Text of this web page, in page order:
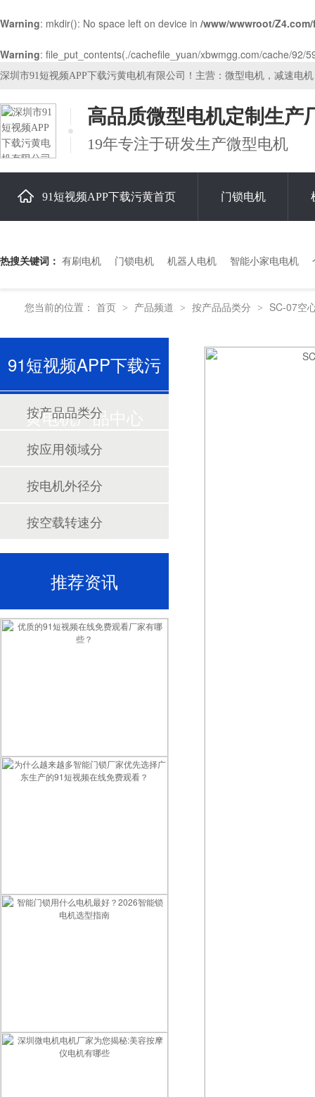
Warning: mkdir(): No space left on device in /www/wwwroot/
Warning: file_put_contents(./cachefile_yuan/xbwmgg.com/cache/
深圳市91短视频APP下载污黄电机有限公司！主营：微型电机，减速电
高品质微型电机定制生产
19年专注于研发生产微型电机
91短视频APP下载污黄首页 门锁电机
热搜关键词： 有刷电机 门锁电机 机器人电机 智能小家电电机
您当前的位置： 首页 > 产品频道 > 按产品品类分 > SC-07空
91短视频APP下载污
黄电机产品中心
按产品品类分
按应用领域分
按电机外径分
按空载转速分
推荐资讯
优质的91短视频在线免费观看厂家有哪些？
为什么越来越多智能门锁厂家优先选择广东生产的91短视频在线免费观看？
智能门锁用什么电机最好？2026智能锁电机选型指南